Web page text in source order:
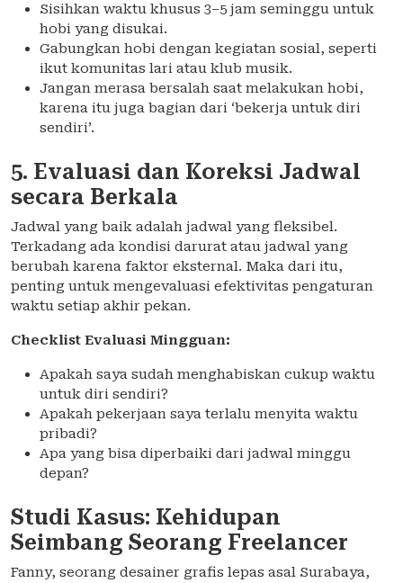
Sisihkan waktu khusus 3–5 jam seminggu untuk
hobi yang disukai.
Gabungkan hobi dengan kegiatan sosial, seperti
ikut komunitas lari atau klub musik.
Jangan merasa bersalah saat melakukan hobi,
karena itu juga bagian dari ‘bekerja untuk diri
sendiri’.
5. Evaluasi dan Koreksi Jadwal
secara Berkala
Jadwal yang baik adalah jadwal yang fleksibel.
Terkadang ada kondisi darurat atau jadwal yang
berubah karena faktor eksternal. Maka dari itu,
penting untuk mengevaluasi efektivitas pengaturan
waktu setiap akhir pekan.
Checklist Evaluasi Mingguan:
Apakah saya sudah menghabiskan cukup waktu
untuk diri sendiri?
Apakah pekerjaan saya terlalu menyita waktu
pribadi?
Apa yang bisa diperbaiki dari jadwal minggu
depan?
Studi Kasus: Kehidupan
Seimbang Seorang Freelancer
Fanny, seorang desainer grafis lepas asal Surabaya,